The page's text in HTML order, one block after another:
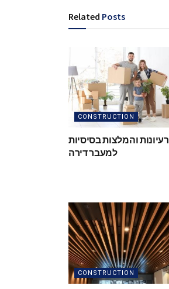
Related Posts
CONSTRUCTION
רעיונות והמלצות בסיסיות
למעבר דירה
CONSTRUCTION